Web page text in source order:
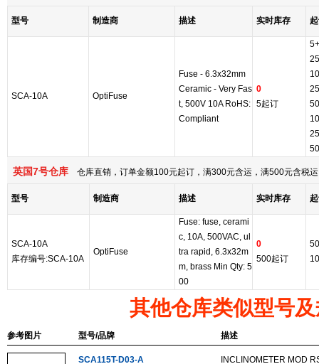
型号 制造商 描述 实时库存
SCA-10A OptiFuse
Fuse - 6.3x32mm
Ceramic - Very Fas
t, 500V 10A RoHS:
Compliant
0
5起订
5+
英国7号仓库 仓库直销，订单金额100元起订，满300元含运，满500元含税
型号 制造商 描述 实时库存
SCA-10A
库存编号:SCA-10A
OptiFuse
Fuse: fuse, cerami
c, 10A, 500VAC, ul
tra rapid, 6.3x32m
m, brass Min Qty: 5
00
0
500起订
其他仓库类似型号
参考图片 型号/品牌 描述
SCA115T-D03-A
INCLINOMETER MOD